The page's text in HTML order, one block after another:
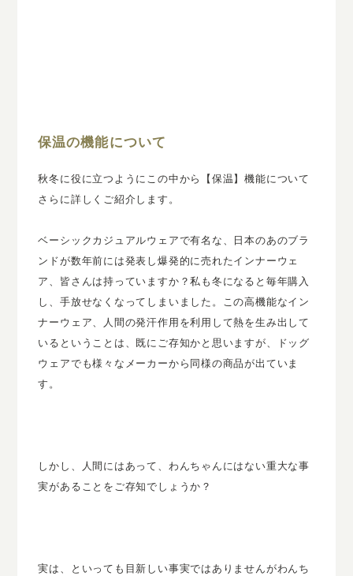
保温の機能について
秋冬に役に立つようにこの中から【保温】機能について
さらに詳しくご紹介します。
ベーシックカジュアルウェアで有名な、日本のあのブラ
ンドが数年前には発表し爆発的に売れたインナーウェ
ア、皆さんは持っていますか？私も冬になると毎年購入
し、手放せなくなってしまいました。この高機能なイン
ナーウェア、人間の発汗作用を利用して熱を生み出して
いるということは、既にご存知かと思いますが、ドッグ
ウェアでも様々なメーカーから同様の商品が出ていま
す。
しかし、人間にはあって、わんちゃんにはない重大な事
実があることをご存知でしょうか？
実は、といっても目新しい事実ではありませんがわんち